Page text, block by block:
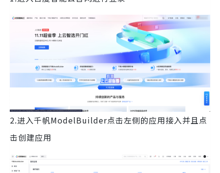
2.进入千帆ModelBuilder点击左侧的应用接入并且点
击创建应用